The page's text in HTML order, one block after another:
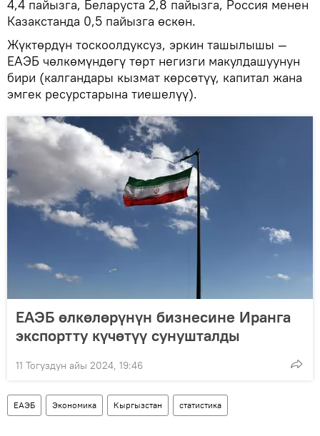
4,4 пайызга, Беларуста 2,8 пайызга, Россия менен
Казакстанда 0,5 пайызга өскөн.
Жүктөрдүн тоскоолдуксуз, эркин ташылышы —
ЕАЭБ чөлкөмүндөгү төрт негизги макулдашуунун
бири (калгандары кызмат көрсөтүү, капитал жана
эмгек ресурстарына тиешелүү).
ЕАЭБ өлкөлөрүнүн бизнесине Иранга
экспортту күчөтүү сунушталды
11 Тогуздун айы 2024, 19:46
ЕАЭБ Экономика Кыргызстан статистика